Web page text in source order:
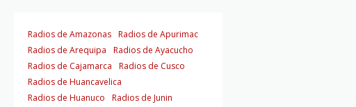
Radios de Amazonas Radios de Apurimac
Radios de Arequipa
Radios de Ayacucho
Radios de Cajamarca
Radios de Cusco
Radios de Huancavelica
Radios de Huanuco
Radios de Junin